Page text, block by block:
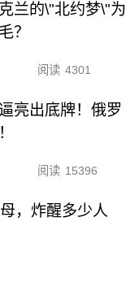
兰的\"北约梦\"为
？
阅读 4301
亮出底牌！俄罗
阅读 15396
，炸醒多少人